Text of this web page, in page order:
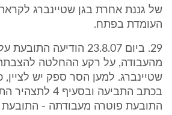
של גננת אחרת בגן שטיינברג
העומדת בפתח.
29. ביום 23.8.07 הודיעה
מהעבודה, על רקע ההחלטה להצבתה
שטיינברג. למען הסר ספק יש לציין,
בכתב התביעה ובסעיף
התובעת פוטרה מעבודתה -